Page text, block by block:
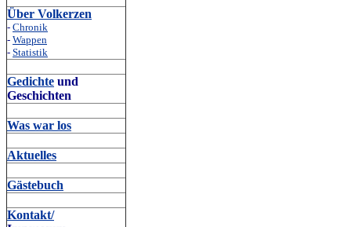
Über Volkerzen
- Chronik
- Wappen
- Statistik
Gedichte und
Geschichten
Was war los
Aktuelles
Gästebuch
Kontakt/